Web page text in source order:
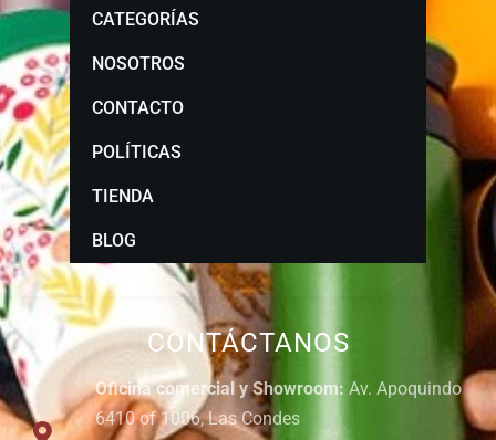
CONTÁCTANOS
Oficina comercial y Showroom: Av. Apoquindo
6410 of 1006, Las Condes
CATEGORÍAS
NOSOTROS
CONTACTO
POLÍTICAS
TIENDA
BLOG